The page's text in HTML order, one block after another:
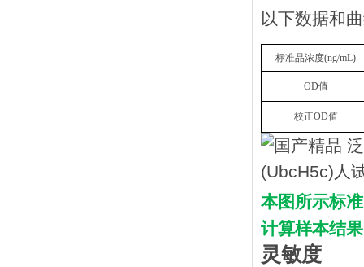
以下数据和
标准品浓度(ng/mL)
OD值
校正OD值
本图所示标
计算样本结果
灵敏度